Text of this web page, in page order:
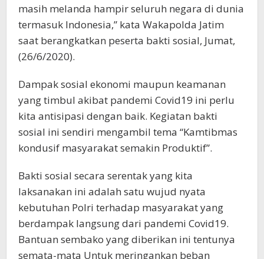
masih melanda hampir seluruh negara di dunia
termasuk Indonesia,” kata Wakapolda Jatim
saat berangkatkan peserta bakti sosial, Jumat,
(26/6/2020).
Dampak sosial ekonomi maupun keamanan
yang timbul akibat pandemi Covid19 ini perlu
kita antisipasi dengan baik. Kegiatan bakti
sosial ini sendiri mengambil tema “Kamtibmas
kondusif masyarakat semakin Produktif”.
Bakti sosial secara serentak yang kita
laksanakan ini adalah satu wujud nyata
kebutuhan Polri terhadap masyarakat yang
berdampak langsung dari pandemi Covid19.
Bantuan sembako yang diberikan ini tentunya
semata-mata Untuk meringankan beban